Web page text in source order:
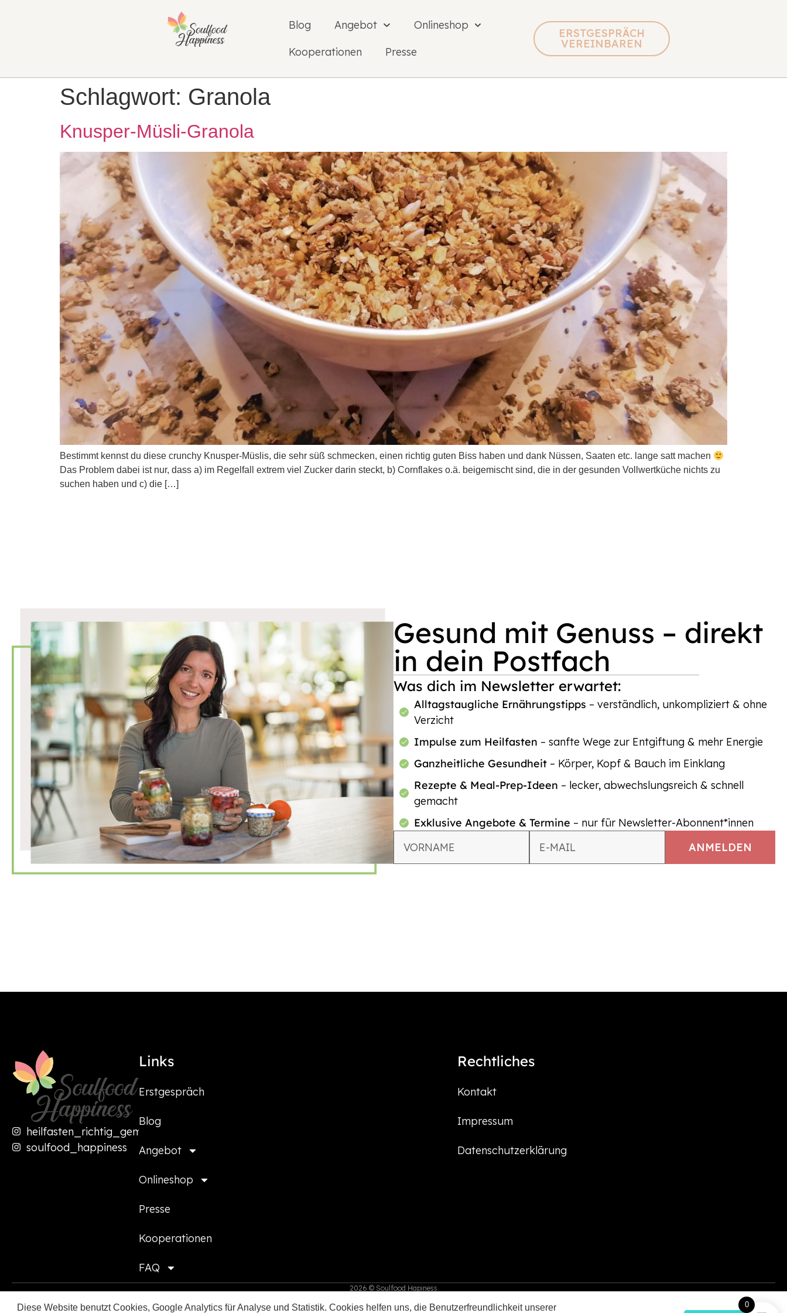
Diese Website benutzt Cookies, Google Analytics für Analyse und Statistik. Cookies helfen uns, die Benutzerfreundlichkeit unserer
Blog Angebot
Onlineshop
Kooperationen
Presse
ERSTGESPRÄCH
VEREINBAREN
Schlagwort: Granola
Knusper-Müsli-Granola
Bestimmt kennst du diese crunchy Knusper-Müslis, die sehr süß schmecken, einen richtig guten Biss haben und dank Nüssen, Saaten etc. lange satt machen
Das Problem dabei ist nur, dass a) im Regelfall extrem viel Zucker darin steckt, b) Cornflakes o.ä. beigemischt sind, die in der gesunden Vollwertküche nichts zu
suchen haben und c) die […]
Gesund mit Genuss – direkt
in dein Postfach
Was dich im Newsletter erwartet:
Alltagstaugliche Ernährungstipps – verständlich, unkompliziert & ohne
Verzicht
Impulse zum Heilfasten – sanfte Wege zur Entgiftung & mehr Energie
Ganzheitliche Gesundheit – Körper, Kopf & Bauch im Einklang
Rezepte & Meal-Prep-Ideen – lecker, abwechslungsreich & schnell
gemacht
Exklusive Angebote & Termine – nur für Newsletter-Abonnent*innen
heilfasten_richtig_gemacht
soulfood_happiness
Links
Erstgespräch
Blog
Angebot
Onlineshop
Presse
Kooperationen
FAQ
Rechtliches
Kontakt
Impressum
Datenschutzerklärung
2026 © Soulfood Hapiness
0